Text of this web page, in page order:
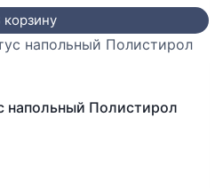
корзину
напольный Полистирол